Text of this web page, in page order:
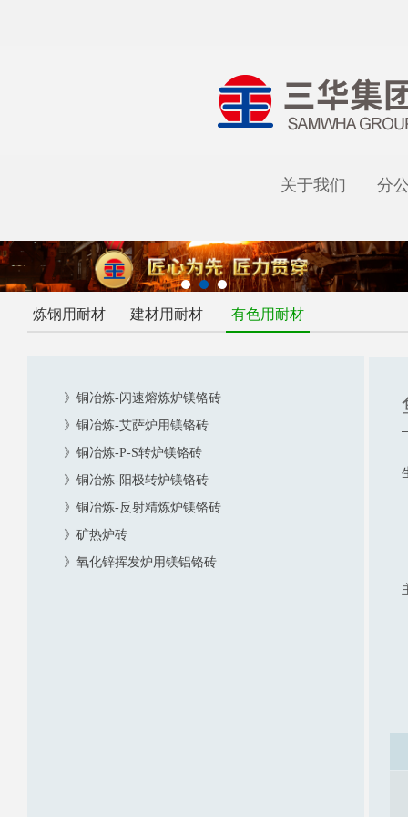
关于我们 分
炼钢用耐材 建材用耐材 有色用耐材
》铜冶炼-闪速熔炼炉镁铬砖
》铜冶炼-艾萨炉用镁铬砖
》铜冶炼-P-S转炉镁铬砖
》铜冶炼-阳极转炉镁铬砖
》铜冶炼-反射精炼炉镁铬砖
》矿热炉砖
》氧化锌挥发炉用镁铝铬砖